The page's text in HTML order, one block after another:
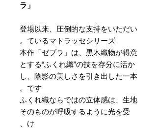
ラ」
登場以来、圧倒的な支持をいただい
ているマトラッセシリーズ。
本作「ゼブラ」は、黒木織物が得意
とする“ふくれ織”の技を存分に活か
し、陰影の美しさを引き出した一本
です。
ふくれ織ならではの立体感は、生地
そのものが呼吸するように光を受
け、